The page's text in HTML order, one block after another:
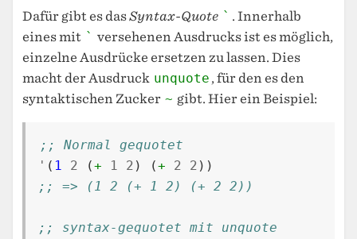
Dafür gibt es dasSyntax-Quote ` . Innerhalb
eines mit ` versehenen Ausdrucks ist es möglich,
einzelne Ausdrücke ersetzen zu lassen. Dies
macht der Ausdruck unquote , für den es den
syntaktischen Zucker ~ gibt. Hier ein Beispiel:
;; Normal gequotet
' ( 1 2 (+ 1 2 ) (+ 2 2 ))
;; => (1 2 (+ 1 2) (+ 2 2))
;; syntax-gequotet mit unquote